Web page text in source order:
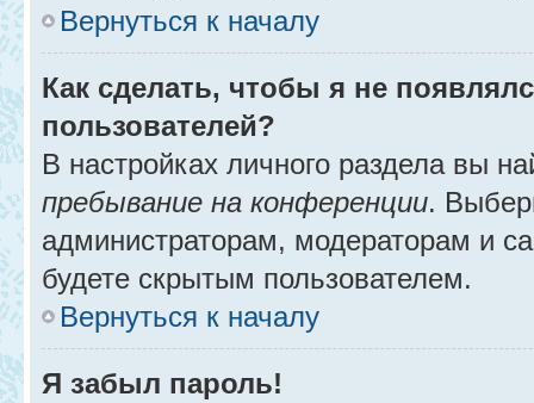
Вернуться к началу
Как сделать, чтобы я не
пользователей?
В настройках личного раздела вы
пребывание на конференции.
администраторам, модераторам и
будете скрытым пользователем.
Вернуться к началу
Я забыл пароль!